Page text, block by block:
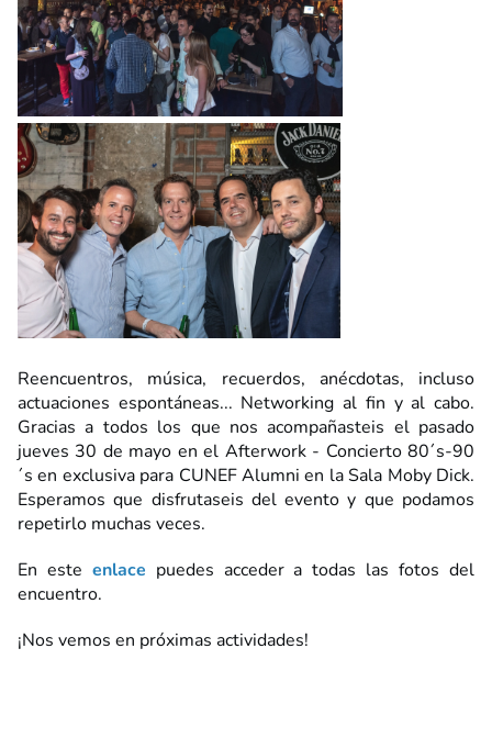
Reencuentros, música, recuerdos, anécdotas, incluso
actuaciones espontáneas... Networking al fin y al cabo.
Gracias a todos los que nos acompañasteis el pasado
jueves 30 de mayo en el Afterwork - Concierto 80´s-90
´s en exclusiva para CUNEF Alumni en la Sala Moby Dick.
Esperamos que disfrutaseis del evento y que podamos
repetirlo muchas veces.
En este enlace puedes acceder a todas las fotos del
encuentro.
¡Nos vemos en próximas actividades!